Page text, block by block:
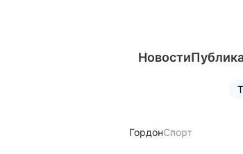
Новости
ГордонСпорт